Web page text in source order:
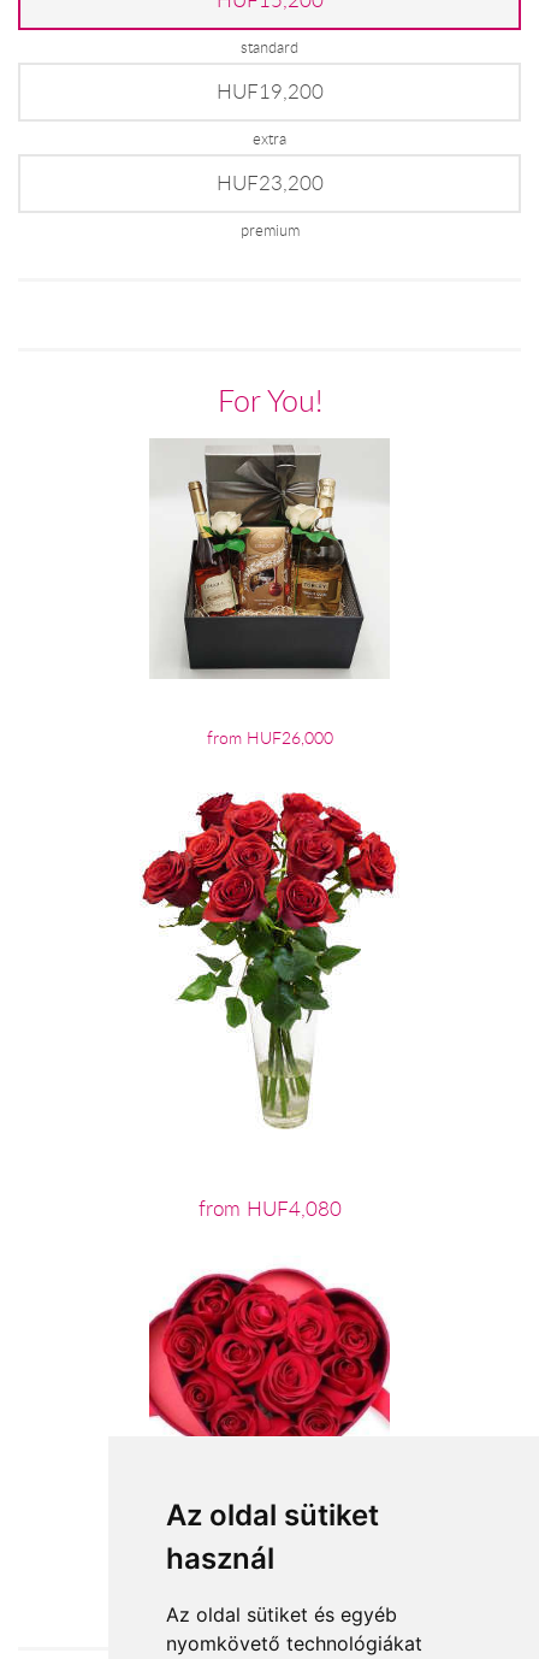
Az oldal sütiket
használ
Az oldal sütiket és egyéb
nyomkövető technológiákat
standard
HUF19,200
extra
HUF23,200
premium
For You!
from HUF26,000
from HUF4,080
from HUF34,000